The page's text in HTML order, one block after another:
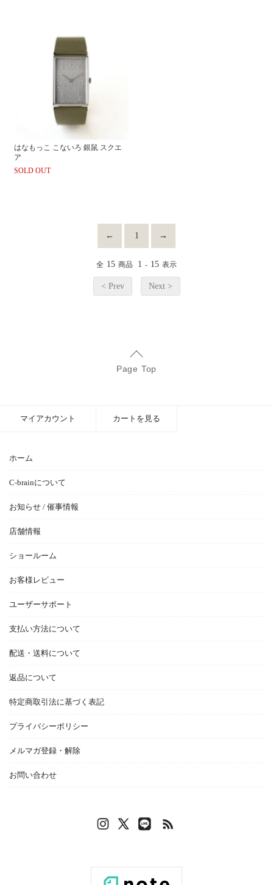
はなもっこ こないろ 銀鼠 スクエ
ア
SOLD OUT
← 1 →
全 15 商品 1 - 15 表示
< Prev Next >
Page Top
ホーム
C-brainについて
お知らせ / 催事情報
店舗情報
ショールーム
お客様レビュー
ユーザーサポート
支払い方法について
配送・送料について
返品について
特定商取引法に基づく表記
プライバシーポリシー
メルマガ登録・解除
お問い合わせ
マイアカウント カートを見る